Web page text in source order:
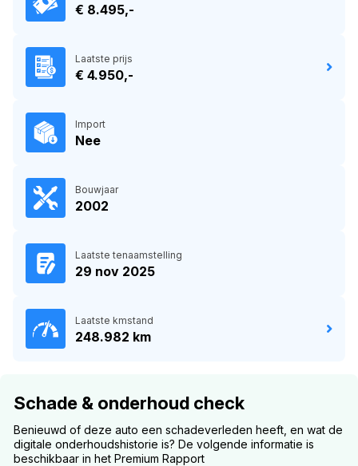
€ 8.495,-
Laatste prijs
€ 4.950,-
Import
Nee
Bouwjaar
2002
Laatste tenaamstelling
29 nov 2025
Laatste kmstand
248.982 km
Schade & onderhoud check
Benieuwd of deze auto een schadeverleden heeft, en wat de
digitale onderhoudshistorie is? De volgende informatie is
beschikbaar in het Premium Rapport